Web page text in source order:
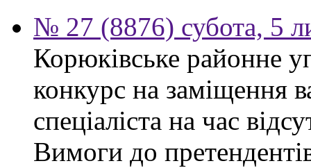
№ 27 (8876) субота, 5
Корюківське районне
конкурс на заміщення
спеціаліста на час
Вимоги до